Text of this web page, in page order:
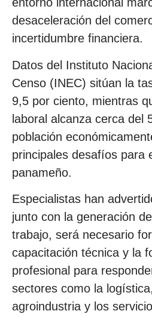
desaceleración del
incertidumbre financiera.
Datos del Instituto
Censo (INEC) sitúan la
9,5 por ciento, mientras
laboral alcanza cerca del
población
principales desafíos para
panameño.
Especialistas han
junto con la generación
trabajo, será necesario
capacitación técnica y la
profesional para
sectores como la
agroindustria y los